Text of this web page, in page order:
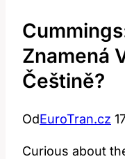
Znamená
Češtině?
OdEuroTran.cz
Curious about